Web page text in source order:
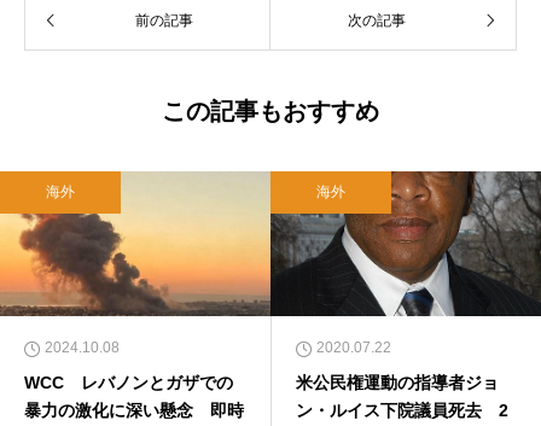
前の記事 次の記事
この記事もおすすめ
海外
2024.10.08
WCC レバノンとガザでの
暴力の激化に深い懸念 即時
海外
2020.07.22
米公民権運動の指導者ジョ
ン・ルイス下院議員死去 2